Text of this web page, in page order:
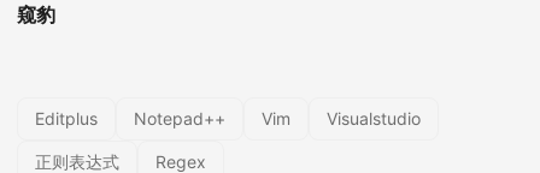
窥豹
Editplus Notepad++ Vim Visualstudio
正则表达式 Regex